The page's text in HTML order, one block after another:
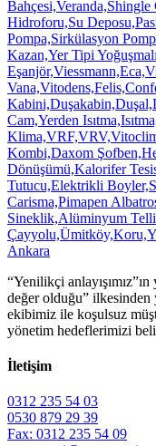
“Yenilikçi
değer olduğu” ilkesinden
ekibimiz ile koşulsuz
yönetim hedeflerimizi
İletişim
0312 235 54 03
0530 879 29 39
Fax: 0312 235 54 09